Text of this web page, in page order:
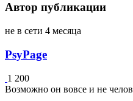
Автор публикации
не в сети 4 месяца
PsyPage
1 200
Возможно он вовсе и не